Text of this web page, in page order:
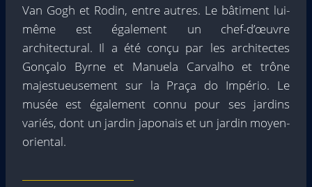
Van Gogh et Rodin, entre autres. Le bâtiment lui-
même est également un chef-d’œuvre
architectural. Il a été conçu par les architectes
Gonçalo Byrne et Manuela Carvalho et trône
majestueusement sur la Praça do Império. Le
musée est également connu pour ses jardins
variés, dont un jardin japonais et un jardin moyen-
oriental.